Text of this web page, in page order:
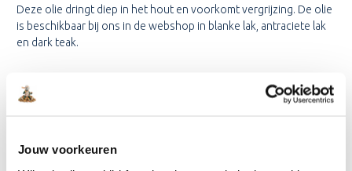
Jouw voorkeuren
Deze olie dringt diep in het hout en voorkomt vergrijzing. De olie
is beschikbaar bij ons in de webshop in blanke lak, antraciete lak
en dark teak.
VOORDELEN VAN TENCO BEITS